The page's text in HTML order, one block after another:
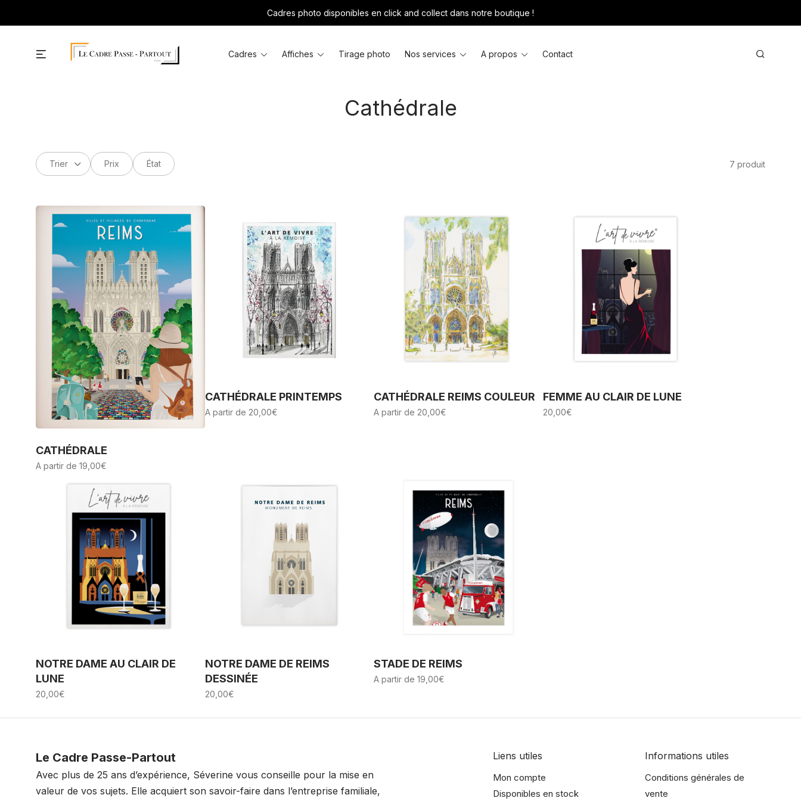
Cadres photo disponibles en click and collect dans notre boutique !
Cadres
ToggleAffiches
ToggleTirage photo Nos services
ToggleA propos
ToggleContact
Cathédrale
Prix État 7 produit
CATHÉDRALE
A partir de 19,00€
CATHÉDRALE PRINTEMPS
A partir de 20,00€
CATHÉDRALE REIMS COULEUR
A partir de 20,00€
FEMME AU CLAIR DE LUNE
20,00€
NOTRE DAME AU CLAIR DE
LUNE
20,00€
NOTRE DAME DE REIMS
DESSINÉE
20,00€
STADE DE REIMS
A partir de 19,00€
Le Cadre Passe-Partout
Avec plus de 25 ans d’expérience, Séverine vous conseille pour la mise en
valeur de vos sujets. Elle acquiert son savoir-faire dans l’entreprise familiale,
Liens utiles
Mon compte
Disponibles en stock
Informations utiles
Conditions générales de
vente